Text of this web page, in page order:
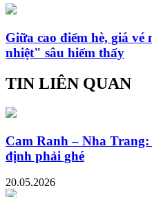
Giữa cao điểm hè, giá
nhiệt" sâu hiếm thấy
TIN LIÊN QUAN
Cam Ranh – Nha
định phải ghé
20.05.2026